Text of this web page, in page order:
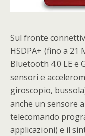
Sul fronte
HSDPA+ (fino a 21
Bluetooth 4.0 LE e
sensori e
giroscopio,
anche un sensore
telecomando
applicazioni) e il